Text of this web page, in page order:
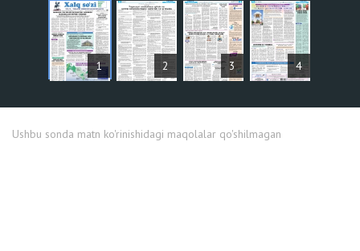
1 2 3 4
MAQOLALAR
Ushbu sonda matn ko'rinishidagi maqolalar qo'shilmagan